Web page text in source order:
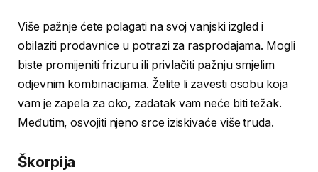
Više pažnje ćete polagati na svoj vanjski izgled i
obilaziti prodavnice u potrazi za rasprodajama. Mogli
biste promijeniti frizuru ili privlačiti pažnju smjelim
odjevnim kombinacijama. Želite li zavesti osobu koja
vam je zapela za oko, zadatak vam neće biti težak.
Međutim, osvojiti njeno srce iziskivaće više truda.
Škorpija